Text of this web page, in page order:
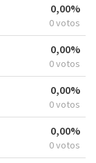
0,00%
0 votos
0,00%
0 votos
0,00%
0 votos
0,00%
0 votos